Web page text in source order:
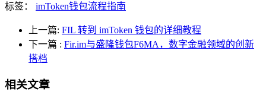
标签： imToken钱包流程指南
上一篇: FIL 转到 imToken 钱包的详细教程
下一篇 : Fir.im与盛隆钱包F6MA，数字金融领域的创新
搭档
相关文章